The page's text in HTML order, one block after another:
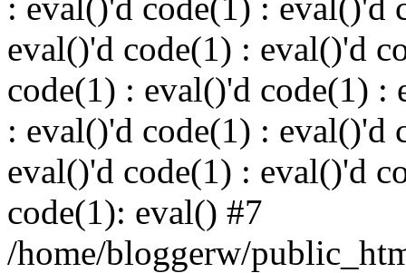
eval()'d code(1) : eval()'d
code(1) : eval()'d code(1) :
: eval()'d code(1) : eval()'d
eval()'d code(1) : eval()'d
code(1): eval() #7
/home/bloggerw/